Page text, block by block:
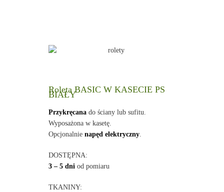
Roleta BASIC W KASECIE PS
BIAŁY
Przykręcanado ściany lub sufitu.
Wyposażona w kasetę.
Opcjonalnie napęd elektryczny.
DOSTĘPNA:
3 – 5 dniod pomiaru
TKANINY: